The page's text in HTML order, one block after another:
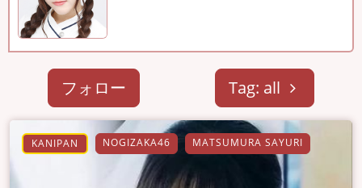
フォロー Tag: all
KANIPAN NOGIZAKA46 MATSUMURA SAYURI